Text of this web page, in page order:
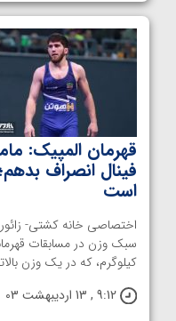
قهرمان المپیک:
فینال انصراف
است
اختصاصی خانه کشتی-
کیلوگرم، که در یک وزن بالاتر
9:12 , 13 اردیبهشت 03